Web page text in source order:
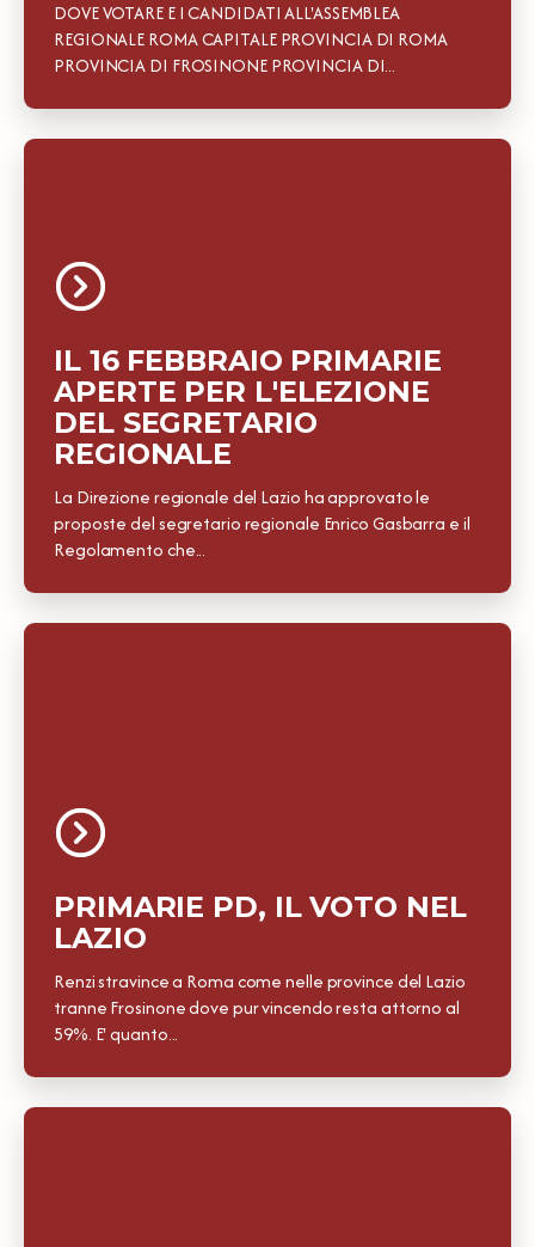
DOVE VOTARE E I CANDIDATI ALL'ASSEMBLEA
REGIONALE ROMA CAPITALE PROVINCIA DI ROMA
PROVINCIA DI FROSINONE PROVINCIA DI...
IL 16 FEBBRAIO PRIMARIE
APERTE PER L'ELEZIONE
DEL SEGRETARIO
REGIONALE
La Direzione regionale del Lazio ha approvato le
proposte del segretario regionale Enrico Gasbarra e il
Regolamento che...
PRIMARIE PD, IL VOTO NEL
LAZIO
Renzi stravince a Roma come nelle province del Lazio
tranne Frosinone dove pur vincendo resta attorno al
59%. E' quanto...